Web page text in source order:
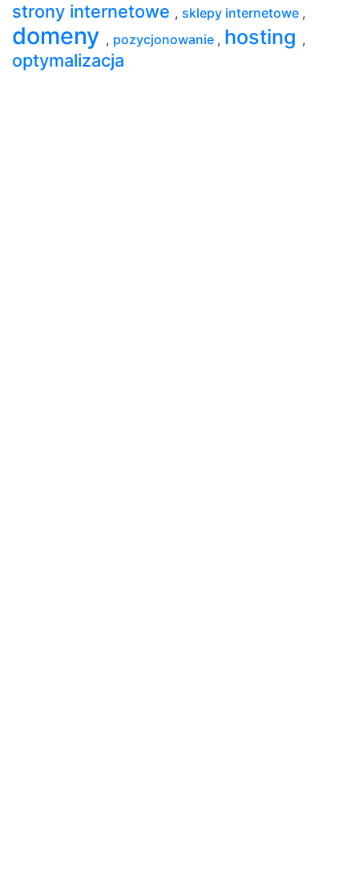
strony internetowe , sklepy internetowe ,
domeny , pozycjonowanie , hosting ,
optymalizacja